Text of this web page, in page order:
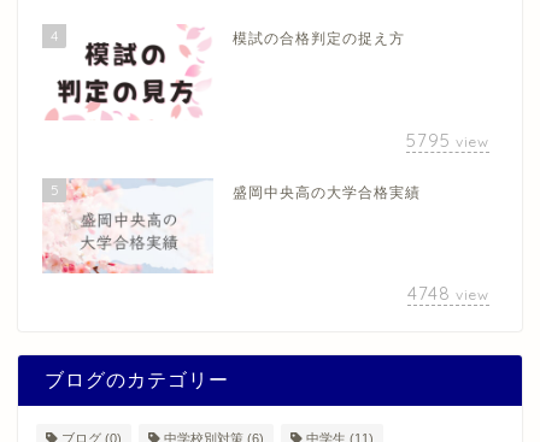
4 模試の合格判定の捉え方
5795 view
5 盛岡中央高の大学合格実績
4748 view
ブログのカテゴリー
ブログ (0) 中学校別対策 (6) 中学生 (11)